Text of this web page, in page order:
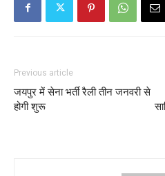
Previous article
जयपुर में सेना भर्ती रैली तीन जनवरी से
होगी शुरू